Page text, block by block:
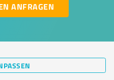
ANFRAGEN